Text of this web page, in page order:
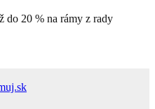
20 % na rámy z rady